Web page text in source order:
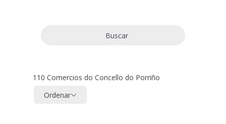
Buscar
110 Comercios do Concello do Porriño
Ordenar